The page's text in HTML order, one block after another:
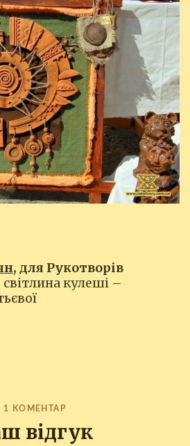
, для Рукотворів
кулеші –
1 КОМЕНТАР
відгук